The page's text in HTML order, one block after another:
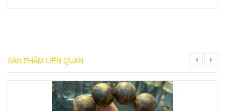
SẢN PHẨM LIÊN QUAN